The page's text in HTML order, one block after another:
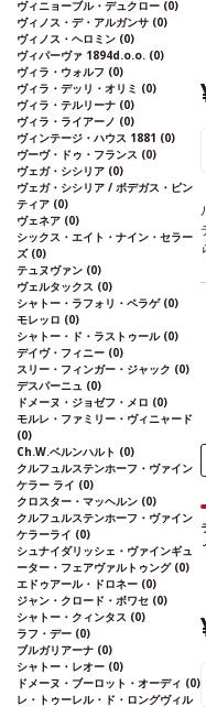
ヴィニョーブル・デュクロー (0)
ヴィノス・デ・アルガンサ (0)
ヴィノス・ヘロミン (0)
ヴィパーヴァ 1894d.o.o. (0)
ヴィラ・ウォルフ (0)
ヴィラ・デッリ・オリミ (0)
ヴィラ・テルリーナ (0)
ヴィラ・ライアーノ (0)
ヴィンテージ・ハウス 1881 (0)
ヴーヴ・ドゥ・フランス (0)
ヴェガ・シシリア (0)
ヴェガ・シシリア / ボデガス・ピン
ティア (0)
ヴェネア (0)
シックス・エイト・ナイン・セラー
ズ (0)
テュヌヴァン (0)
ヴェルタックス (0)
シャトー・ラフォリ・ペラゲ (0)
モレッロ (0)
シャトー・ド・ラストゥール (0)
デイヴ・フィニー (0)
スリー・フィンガー・ジャック (0)
デスパーニュ (0)
ドメーヌ・ジョゼフ・メロ (0)
モルレ・ファミリー・ヴィニャード
(0)
Ch.W.ベルンハルト (0)
クルフュルステンホーフ・ヴァイン
ケラー ライ (0)
クロスター・マッヘルン (0)
クルフュルステンホーフ・ヴァイン
ケラーライ (0)
シュナイダリッシェ・ヴァインギュ
ーター・フェアヴァルトゥング (0)
エドゥアール・ドロネー (0)
ジャン・クロード・ボワセ (0)
シャトー・クィンタス (0)
ラフ・デー (0)
ブルガリアーナ (0)
シャトー・レオー (0)
ドメーヌ・ブーロット・オーディ (0)
レ・トゥーレル・ド・ロングヴィル